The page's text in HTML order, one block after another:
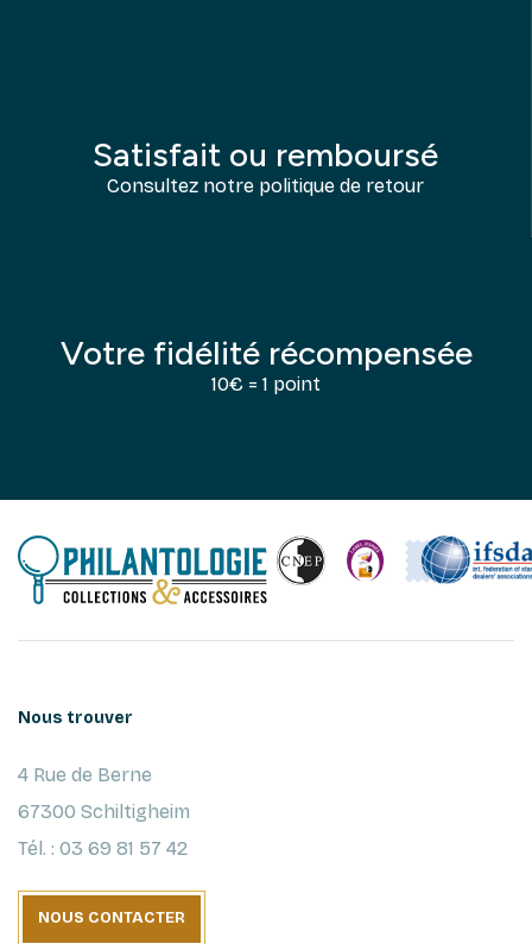
Satisfait ou remboursé
Consultez notre politique de retour
Votre fidélité récompensée
10€ = 1 point
Nous trouver
4 Rue de Berne
67300 Schiltigheim
Tél. : 03 69 81 57 42
NOUS CONTACTER